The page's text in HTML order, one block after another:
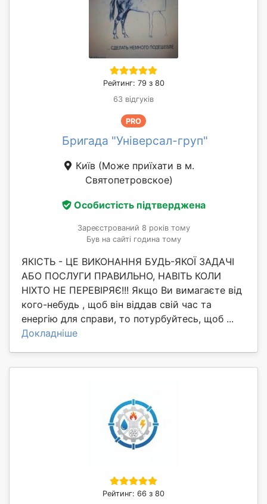
Рейтинг: 79 з 80
63 відгуків
PRO
Бригада "Універсал-груп"
Київ (Може приїхати в м.
Святопетровское)
Особистість підтверджена
Зареєстрований 8 років тому
Був на сайті година тому
ЯКІСТЬ - ЦЕ ВИКОНАННЯ БУДЬ-ЯКОЇ ЗАДАЧІ
АБО ПОСЛУГИ ПРАВИЛЬНО, НАВІТЬ КОЛИ
НІХТО НЕ ПЕРЕВІРЯЄ!!! Якщо Ви вимагаєте від
кого-небудь , щоб він віддав свій час та
енергію для справи, то потурбуйтесь, щоб ...
Докладніше
Рейтинг: 66 з 80